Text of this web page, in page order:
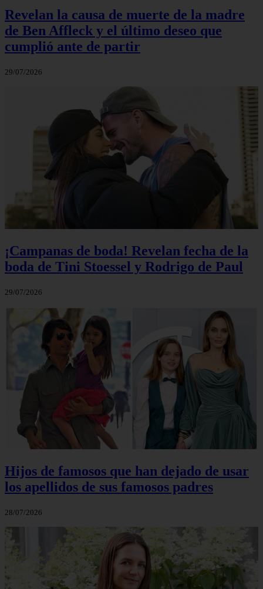
Revelan la causa de muerte de la madre
de Ben Affleck y el último deseo que
cumplió ante de partir
29/07/2026
¡Campanas de boda! Revelan fecha de la
boda de Tini Stoessel y Rodrigo de Paul
29/07/2026
Hijos de famosos que han dejado de usar
los apellidos de sus famosos padres
28/07/2026